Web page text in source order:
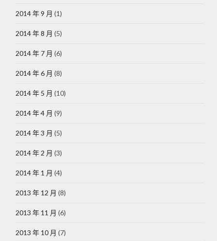
2014 年 9 月 (1)
2014 年 8 月 (5)
2014 年 7 月 (6)
2014 年 6 月 (8)
2014 年 5 月 (10)
2014 年 4 月 (9)
2014 年 3 月 (5)
2014 年 2 月 (3)
2014 年 1 月 (4)
2013 年 12 月 (8)
2013 年 11 月 (6)
2013 年 10 月 (7)